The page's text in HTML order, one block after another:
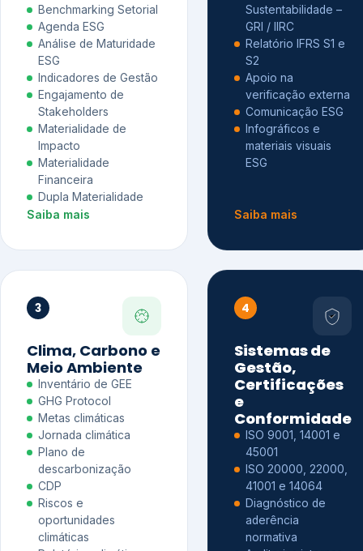
Benchmarking Setorial
Agenda ESG
Análise de Maturidade
ESG
Indicadores de Gestão
Engajamento de
Stakeholders
Materialidade de
Impacto
Materialidade
Financeira
Dupla Materialidade
Saiba mais
Sustentabilidade –
GRI / IIRC
Relatório IFRS S1 e
S2
Apoio na
verificação externa
Comunicação ESG
Infográficos e
materiais visuais
ESG
Saiba mais
3
Clima, Carbono e
Meio Ambiente
Inventário de GEE
GHG Protocol
Metas climáticas
Jornada climática
Plano de
descarbonização
CDP
Riscos e
oportunidades
climáticas
4
Sistemas de
Gestão,
Certificações
e
Conformidade
ISO 9001, 14001 e
45001
ISO 20000, 22000,
41001 e 14064
Diagnóstico de
aderência
normativa